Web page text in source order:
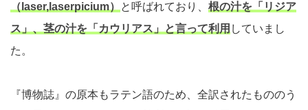
（laser,laserpicium）と呼ばれており、 根の汁を「リジア
ス」、茎の汁を「カウリアス」と言って利用していまし
た。
『博物誌』の原本もラテン語のため、全訳されたもののう